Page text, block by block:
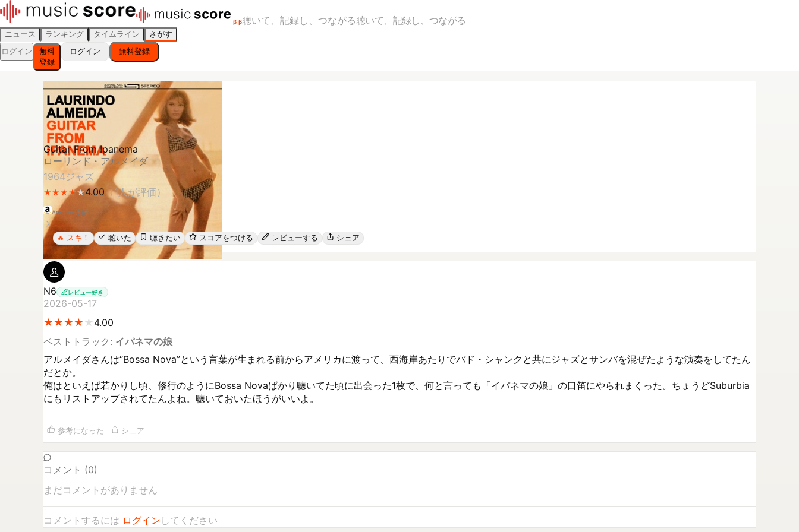
β β聴いて、記録し、つながる聴いて、記録し、つながる
ニュース ランキング タイムライン
さがす
ログイン
無料
登録
ログイン 無料登録
Guitar From Ipanema
ローリンド・アルメイダ
1964ジャズ
★
★★
★★
★★
★★4.00 （1人が評価）
Amazonで探す
🔥 スキ！ 聴いた 聴きたい スコアをつける レビューする シェア
N6 レビュー好き
2026-05-17
★
★★
★★
★★
★ ★ 4.00
ベストトラック: イパネマの娘
アルメイダさんは“Bossa Nova”という言葉が生まれる前からアメリカに渡って、西海岸あたりでバド・シャンクと共にジャズとサンバを混ぜたような演奏をしてたん
だとか。
俺はといえば若かりし頃、修行のようにBossa Novaばかり聴いてた頃に出会った1枚で、何と言っても「イパネマの娘」の口笛にやられまくった。ちょうどSuburbia
参考になった シェア
コメント (0)
まだコメントがありません
コメントするには ログイン してください